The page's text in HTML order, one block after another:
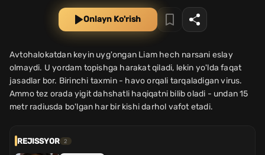
Onlayn Ko'rish
Avtohalokatdan keyin uyg'ongan Liam hech narsani eslay
olmaydi. U yordam topishga harakat qiladi, lekin yo'lda faqat
jasadlar bor. Birinchi taxmin - havo orqali tarqaladigan virus.
Ammo tez orada yigit dahshatli haqiqatni bilib oladi - undan 15
metr radiusda bo'lgan har bir kishi darhol vafot etadi.
REJISSYOR 2